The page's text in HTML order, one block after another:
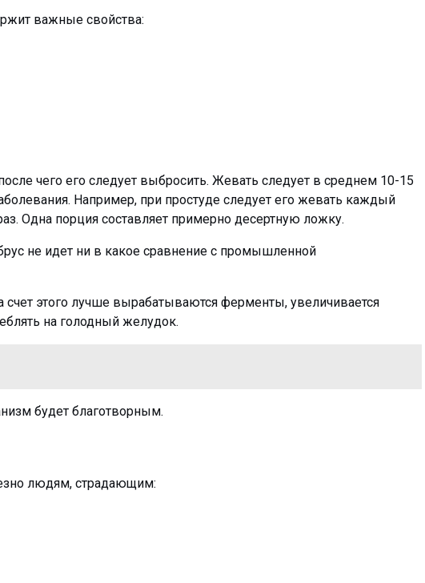
важные свойства:
чего его следует выбросить. Жевать следует в среднем 10-15
Например, при простуде следует его жевать каждый
Одна порция составляет примерно десертную ложку.
не идет ни в какое сравнение с промышленной
этого лучше вырабатываются ферменты, увеличивается
на голодный желудок.
будет благотворным.
людям, страдающим: